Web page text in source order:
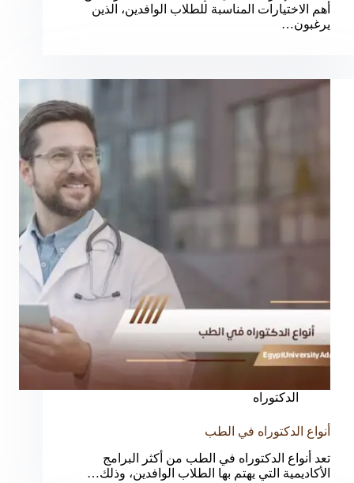
أهم الاختيارات المناسبة للطلاب الوافدين، الذين
يرغبون…
الدكتوراه
أنواع الدكتوراه في الطب
تعد أنواع الدكتوراه في الطب من أكثر البرامج
الأكاديمية التي يهتم بها الطلاب الوافدين، وذلك…